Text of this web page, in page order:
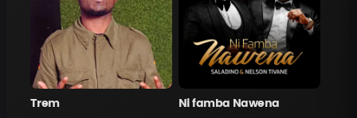
Trem Ni famba Nawena